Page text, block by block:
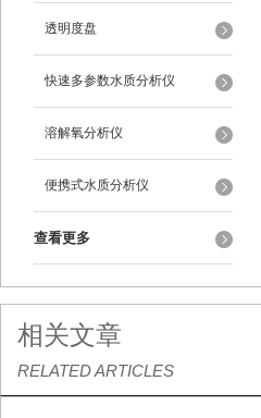
透明度盘
快速多参数水质分析仪
溶解氧分析仪
便携式水质分析仪
查看更多
相关文章
RELATED ARTICLES